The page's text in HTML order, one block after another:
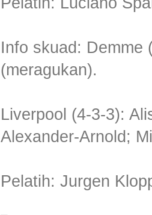
Info skuad: Demme
(meragukan).
Liverpool (4-3-3):
Alexander-Arnold;
Pelatih: Jurgen